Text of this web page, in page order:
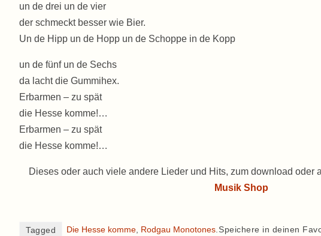
un de drei un de vier
der schmeckt besser wie Bier.
Un de Hipp un de Hopp un de Schoppe in de Kopp
un de fünf un de Sechs
da lacht die Gummihex.
Erbarmen – zu spät
die Hesse komme!…
Erbarmen – zu spät
die Hesse komme!…
Dieses oder auch viele andere Lieder und Hits, zum download oder
Musik Shop
Tagged Die Hesse komme Rodgau Monotones Speichere in deinen